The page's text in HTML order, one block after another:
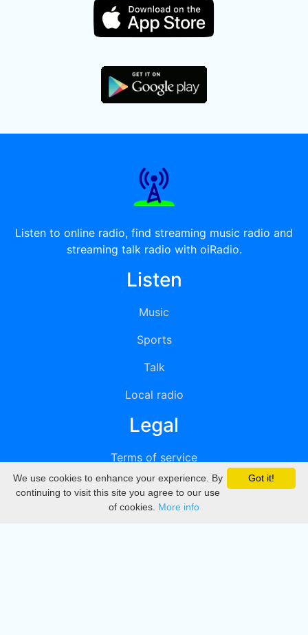
Listen to online radio, find streaming music radio and
streaming talk radio with oiRadio.
Listen
Music
Sports
Talk
Local radio
Legal
Terms of service
Privacy
DMCA
Got it!
We use cookies to enhance your experience. By
continuing to visit this site you agree to our use
of cookies. More info